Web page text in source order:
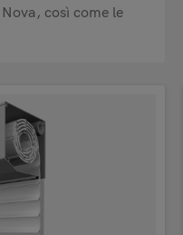
così come le